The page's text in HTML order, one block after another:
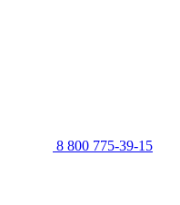
8 800 775-39-15